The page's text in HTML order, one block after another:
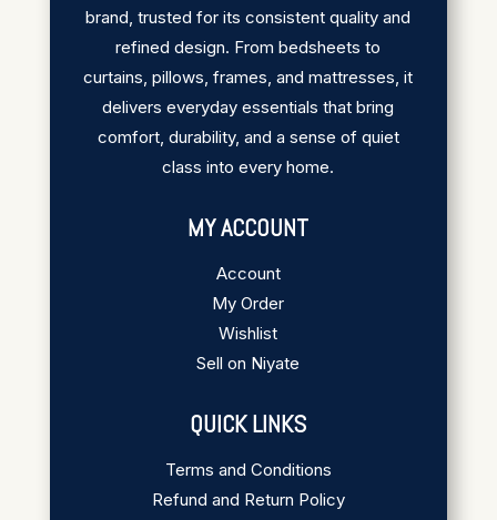
brand, trusted for its consistent quality and
refined design. From bedsheets to
curtains, pillows, frames, and mattresses, it
delivers everyday essentials that bring
comfort, durability, and a sense of quiet
class into every home.
MY ACCOUNT
Account
My Order
Wishlist
Sell on Niyate
QUICK LINKS
Terms and Conditions
Refund and Return Policy